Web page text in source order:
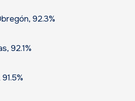
92.3%
92.1%